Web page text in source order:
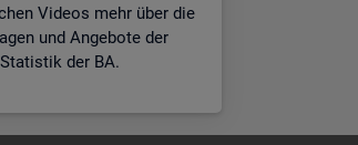
Videos mehr über die
und Angebote der
Statistik der BA.